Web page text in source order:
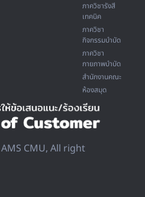
ภาควิชารังสี
เทคนิค
ภาควิชา
กิจกรรมบำบัด
ภาควิชา
กายภาพบำบัด
สำนักงานคณะ
ห้องสมุด
CMU, All right